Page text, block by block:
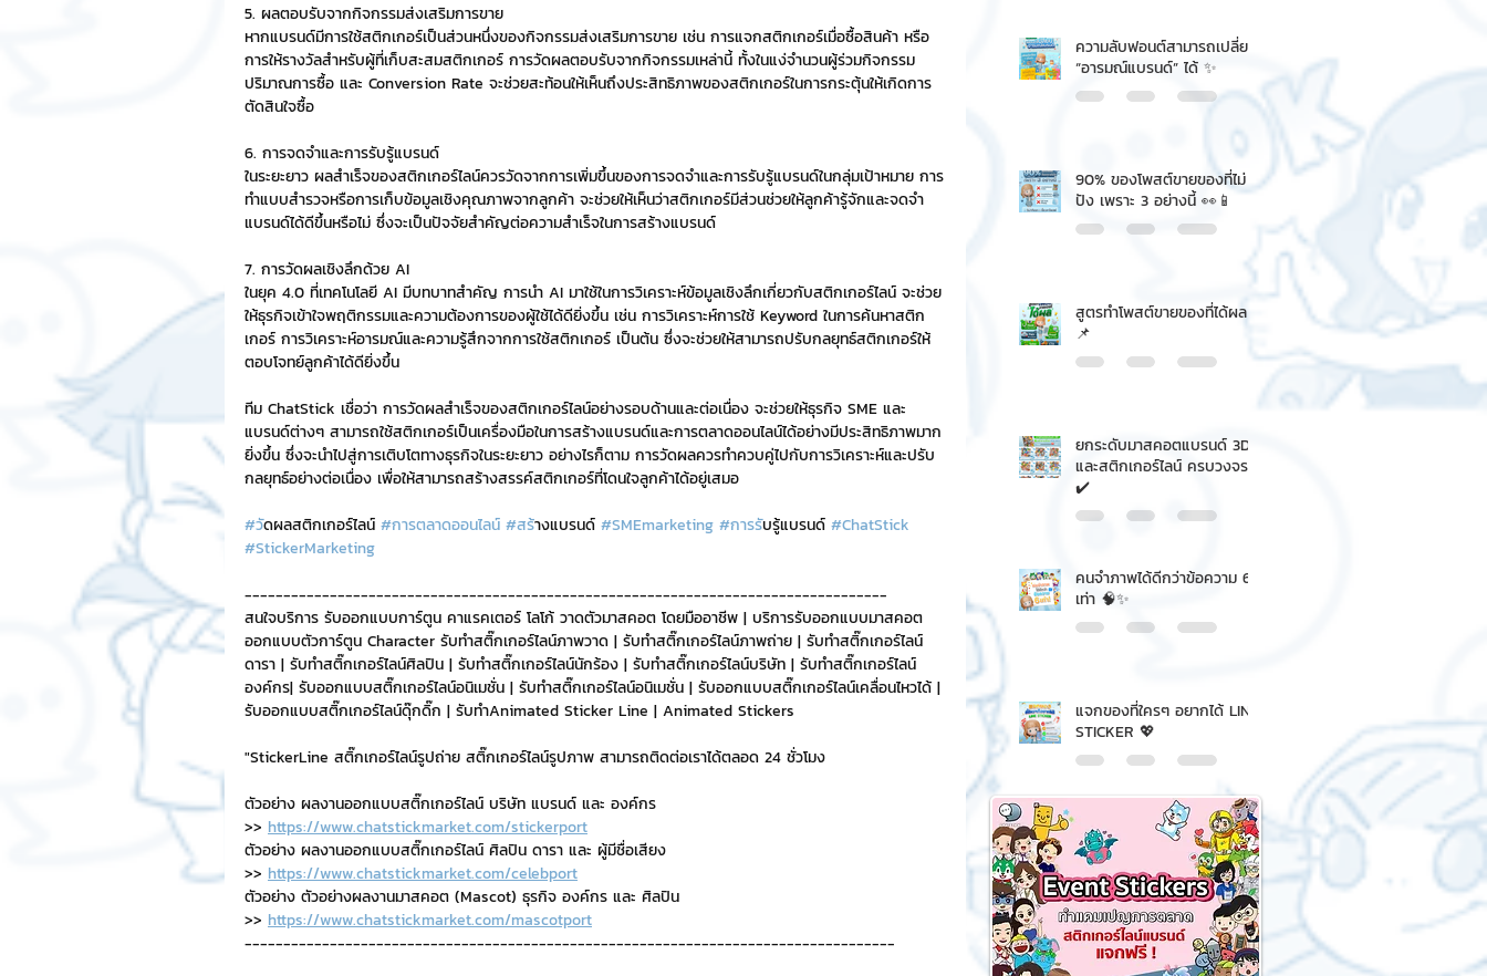
5. ผลตอบรับจากกิจกรรมส่งเสริมการขาย
หากแบรนด์มีการใช้สติกเกอร์เป็นส่วนหนึ่งของกิจกรรมส่งเสริมการขาย เช่น การแจกสติกเกอร์เมื่อซื้อสินค้า หรือ
การให้รางวัลสำหรับผู้ที่เก็บสะสมสติกเกอร์ การวัดผลตอบรับจากกิจกรรมเหล่านี้ ทั้งในแง่จำนวนผู้ร่วมกิจกรรม
ปริมาณการซื้อ และ Conversion Rate จะช่วยสะท้อนให้เห็นถึงประสิทธิภาพของสติกเกอร์ในการกระตุ้นให้เกิดการ
ตัดสินใจซื้อ
6. การจดจำและการรับรู้แบรนด์
ในระยะยาว ผลสำเร็จของสติกเกอร์ไลน์ควรวัดจากการเพิ่มขึ้นของการจดจำและการรับรู้แบรนด์ในกลุ่มเป้าหมาย การ
ทำแบบสำรวจหรือการเก็บข้อมูลเชิงคุณภาพจากลูกค้า จะช่วยให้เห็นว่าสติกเกอร์มีส่วนช่วยให้ลูกค้ารู้จักและจดจำ
แบรนด์ได้ดีขึ้นหรือไม่ ซึ่งจะเป็นปัจจัยสำคัญต่อความสำเร็จในการสร้างแบรนด์
7. การวัดผลเชิงลึกด้วย AI
ในยุค 4.0 ที่เทคโนโลยี AI มีบทบาทสำคัญ การนำ AI มาใช้ในการวิเคราะห์ข้อมูลเชิงลึกเกี่ยวกับสติกเกอร์ไลน์ จะช่วย
ให้ธุรกิจเข้าใจพฤติกรรมและความต้องการของผู้ใช้ได้ดียิ่งขึ้น เช่น การวิเคราะห์การใช้ Keyword ในการค้นหาสติก
เกอร์ การวิเคราะห์อารมณ์และความรู้สึกจากการใช้สติกเกอร์ เป็นต้น ซึ่งจะช่วยให้สามารถปรับกลยุทธ์สติกเกอร์ให้
ตอบโจทย์ลูกค้าได้ดียิ่งขึ้น
ทีม ChatStick เชื่อว่า การวัดผลสำเร็จของสติกเกอร์ไลน์อย่างรอบด้านและต่อเนื่อง จะช่วยให้ธุรกิจ SME และ
แบรนด์ต่างๆ สามารถใช้สติกเกอร์เป็นเครื่องมือในการสร้างแบรนด์และการตลาดออนไลน์ได้อย่างมีประสิทธิภาพมาก
ยิ่งขึ้น ซึ่งจะนำไปสู่การเติบโตทางธุรกิจในระยะยาว อย่างไรก็ตาม การวัดผลควรทำควบคู่ไปกับการวิเคราะห์และปรับ
กลยุทธ์อย่างต่อเนื่อง เพื่อให้สามารถสร้างสรรค์สติกเกอร์ที่โดนใจลูกค้าได้อยู่เสมอ
#วัดผลสติกเกอร์ไลน์ #การตลาดออนไลน #สร้างแบรนด์ #SMEmarketing #การรับรู้แบรนด์ #ChatStick
#StickerMarketing
-----------------------------------------------------------------------------------
สนใจบริการ รับออกแบบการ์ตูน คาแรคเตอร์ โลโก้ วาดตัวมาสคอต โดยมืออาชีพ | บริการรับออกแบบมาสคอต
ออกแบบตัวการ์ตูน Character รับทำสติ๊กเกอร์ไลน์ภาพวาด | รับทำสติ๊กเกอร์ไลน์ภาพถ่าย | รับทำสติ๊กเกอร์ไลน์
ดารา | รับทำสติ๊กเกอร์ไลน์ศิลปิน | รับทำสติ๊กเกอร์ไลน์นักร้อง | รับทำสติ๊กเกอร์ไลน์บริษัท | รับทำสติ๊กเกอร์ไลน์
องค์กร| รับออกแบบสติ๊กเกอร์ไลน์อนิเมชั่น | รับทำสติ๊กเกอร์ไลน์อนิเมชั่น | รับออกแบบสติ๊กเกอร์ไลน์เคลื่อนไหวได้ |
รับออกแบบสติ๊กเกอร์ไลน์ดุ๊กดิ๊ก | รับทำAnimated Sticker Line | Animated Stickers
"StickerLine สติ๊กเกอร์ไลน์รูปถ่าย สติ๊กเกอร์ไลน์รูปภาพ สามารถติดต่อเราได้ตลอด 24 ชั่วโมง
ตัวอย่าง ผลงานออกแบบสติ๊กเกอร์ไลน์ บริษัท แบรนด์ และ องค์กร
>> https://www.chatstickmarket.com/stickerport
ตัวอย่าง ผลงานออกแบบสติ๊กเกอร์ไลน์ ศิลปิน ดารา และ ผู้มีชื่อเสียง
>> https://www.chatstickmarket.com/celebport
ตัวอย่าง ตัวอย่างผลงานมาสคอต (Mascot) ธุรกิจ องค์กร และ ศิลปิน
>> https://www.chatstickmarket.com/mascotport
------------------------------------------------------------------------------------
ความลับฟอนต์สามารถเปลี่ยน
“อารมณ์แบรนด์” ได้ ✨
90% ของโพสต์ขายของที่ไม่
ปัง เพราะ 3 อย่างนี้ 👀📱
สูตรทำโพสต์ขายของที่ได้ผล
📌
ยกระดับมาสคอตแบรนด์ 3D
และสติกเกอร์ไลน์ ครบวงจร
✔️
คนจำภาพได้ดีกว่าข้อความ 6
เท่า 🧠✨
แจกของที่ใครๆ อยากได้ LINE
STICKER 💖